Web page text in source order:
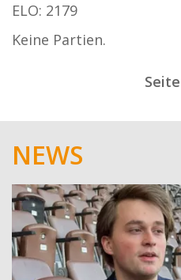
ELO: 2179
Keine Partien.
NEWS